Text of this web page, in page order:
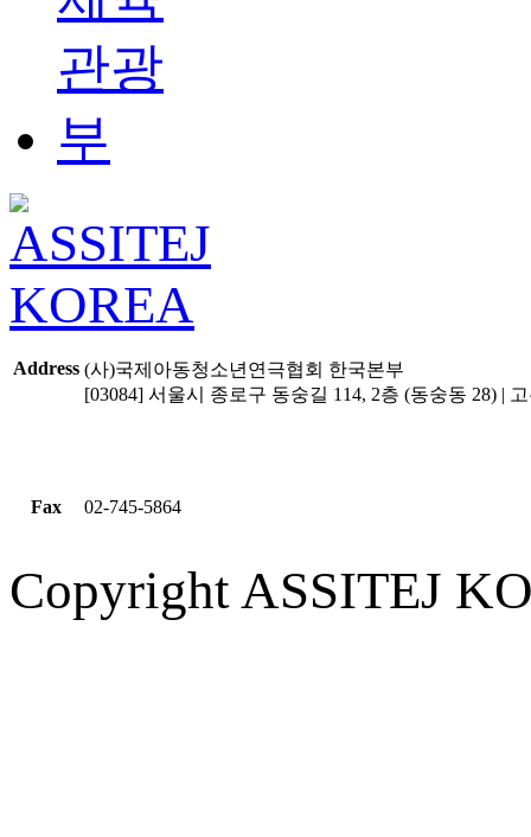
Address (사)국제아동청소년연극협회 한국본부
[03084] 서울시 종로구 동숭길 114, 2층 (동숭동 28) |
Fax 02-745-5864
Copyright ASSITEJ